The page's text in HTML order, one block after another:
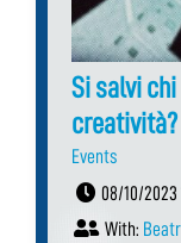
Si salvi
creatività?
Events
08/10/2023
With: